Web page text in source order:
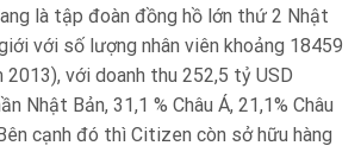
là tập đoàn đồng hồ lớn thứ 2 Nhật
với số lượng nhân viên khoảng 18459
2013), với doanh thu 252,5 tỷ USD
Nhật Bản, 31,1 % Châu Á, 21,1% Châu
cạnh đó thì Citizen còn sở hữu hàng